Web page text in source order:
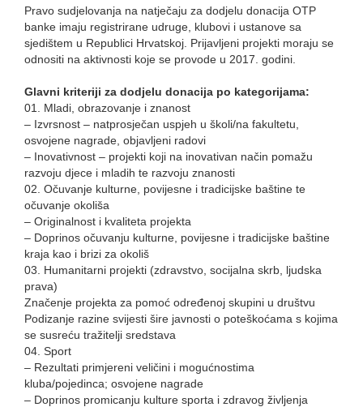
Pravo sudjelovanja na natječaju za dodjelu donacija OTP
banke imaju registrirane udruge, klubovi i ustanove sa
sjedištem u Republici Hrvatskoj. Prijavljeni projekti moraju se
odnositi na aktivnosti koje se provode u 2017. godini.
Glavni kriteriji za dodjelu donacija po kategorijama:
01. Mladi, obrazovanje i znanost
– Izvrsnost – natprosječan uspjeh u školi/na fakultetu,
osvojene nagrade, objavljeni radovi
– Inovativnost – projekti koji na inovativan način pomažu
razvoju djece i mladih te razvoju znanosti
02. Očuvanje kulturne, povijesne i tradicijske baštine te
očuvanje okoliša
– Originalnost i kvaliteta projekta
– Doprinos očuvanju kulturne, povijesne i tradicijske baštine
kraja kao i brizi za okoliš
03. Humanitarni projekti (zdravstvo, socijalna skrb, ljudska
prava)
Značenje projekta za pomoć određenoj skupini u društvu
Podizanje razine svijesti šire javnosti o poteškoćama s kojima
se susreću tražitelji sredstava
04. Sport
– Rezultati primjereni veličini i mogućnostima
kluba/pojedinca; osvojene nagrade
– Doprinos promicanju kulture sporta i zdravog življenja